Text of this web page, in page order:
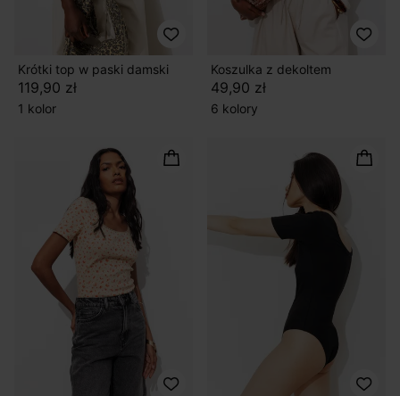
Krótki top w paski damski
119,90 zł
1 kolor
Koszulka z dekoltem
49,90 zł
6 kolory